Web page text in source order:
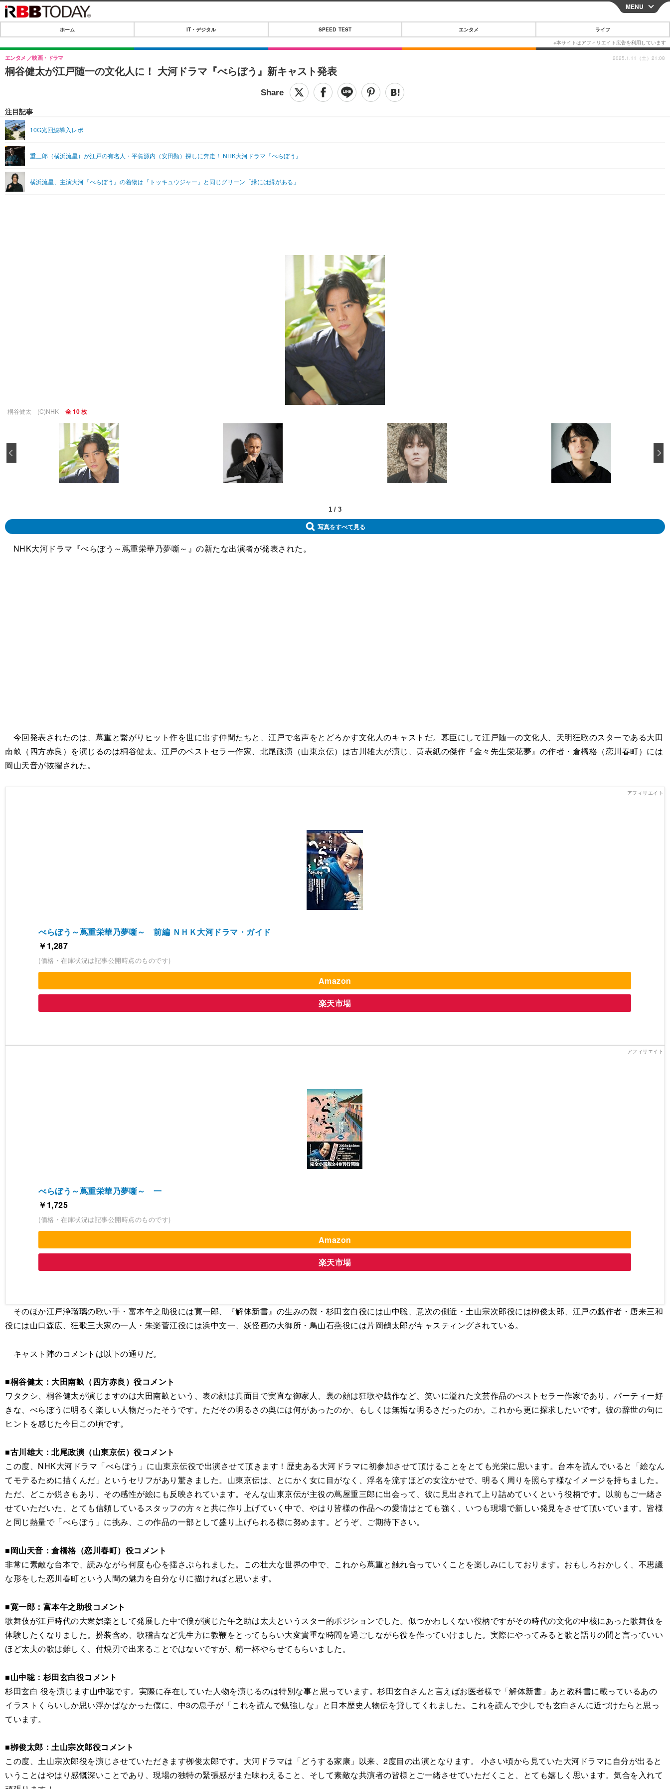
CLOSE
IT・デジタル
IT・デジタルTOP
SPEED TEST
音楽
ライフ
ペット
その他
リリース一覧
プッシュ通知の停止方法
MENU
ホーム IT・デジタル SPEED TEST エンタメ ライフ
桐谷健太が江戸随一の文化人に！ 大河ドラマ『べらぼう』新キャスト発表
エンタメ 映画・ドラマ
注目記事
10G光回線導入レポ
重三郎（横浜流星）が江戸の有名人・平賀源内（安田顕）探しに奔走！ NHK大河ドラマ『べらぼう』
横浜流星、主演大河『べらぼう』の着物は『トッキュウジャー』と同じグリーン「緑には縁がある」
2025.1.11（土）21:08
桐谷健太 (C)NHK 全 10 枚
1 / 3
写真をすべて見る
NHK大河ドラマ『べらぼう～蔦重栄華乃夢噺～』の新たな出演者が発表された。
今回発表されたのは、蔦重と繋がりヒット作を世に出す仲間たちと、江戸で名声をとどろかす文化人のキャストだ。幕臣にして江戸随一の文化人、天明狂歌のスターである大田
南畝（四方赤良）を演じるのは桐谷健太。江戸のベストセラー作家、北尾政演（山東京伝）は古川雄大が演じ、黄表紙の傑作『金々先生栄花夢』の作者・倉橋格（恋川春町）には
岡山天音が抜擢された。
べらぼう～蔦重栄華乃夢噺～ 前編 ＮＨＫ大河ドラマ・ガイド
￥1,287
(価格・在庫状況は記事公開時点のものです)
Amazon
楽天市場
べらぼう～蔦重栄華乃夢噺～ 一
￥1,725
(価格・在庫状況は記事公開時点のものです)
Amazon
楽天市場
そのほか江戸浄瑠璃の歌い手・富本午之助役には寛一郎、『解体新書』の生みの親・杉田玄白役には山中聡、意次の側近・土山宗次郎役には栁俊太郎、江戸の戯作者・唐来三和
役には山口森広、狂歌三大家の一人・朱楽菅江役には浜中文一、妖怪画の大御所・鳥山石燕役には片岡鶴太郎がキャスティングされている。
キャスト陣のコメントは以下の通りだ。
■桐谷健太：大田南畝（四方赤良）役コメント
ワタクシ、桐谷健太が演じますのは大田南畝という、表の顔は真面目で実直な御家人、裏の顔は狂歌や戯作など、笑いに溢れた文芸作品のべストセラー作家であり、パーティー好
きな、べらぼうに明るく楽しい人物だったそうです。ただその明るさの奥には何があったのか、もしくは無垢な明るさだったのか。これから更に探求したいです。彼の辞世の句に
ヒントを感じた今日この頃です。
■古川雄大：北尾政演（山東京伝）役コメント
この度、NHK大河ドラマ「べらぼう」に山東京伝役で出演させて頂きます！歴史ある大河ドラマに初参加させて頂けることをとても光栄に思います。台本を読んでいると「絵なん
てモテるために描くんだ」というセリフがあり驚きました。山東京伝は、とにかく女に目がなく、浮名を流すほどの女泣かせで、明るく周りを照らす様なイメージを持ちました。
ただ、どこか鋭さもあり、その感性が絵にも反映されています。そんな山東京伝が主役の蔦屋重三郎に出会って、彼に見出されて上り詰めていくという役柄です。以前もご一緒さ
せていただいた、とても信頼しているスタッフの方々と共に作り上げていく中で、やはり皆様の作品への愛情はとても強く、いつも現場で新しい発見をさせて頂いています。皆様
と同じ熱量で「べらぼう」に挑み、この作品の一部として盛り上げられる様に努めます。どうぞ、ご期待下さい。
■岡山天音：倉橋格（恋川春町）役コメント
非常に素敵な台本で、読みながら何度も心を揺さぶられました。この壮大な世界の中で、これから蔦重と触れ合っていくことを楽しみにしております。おもしろおかしく、不思議
な形をした恋川春町という人間の魅力を自分なりに描ければと思います。
■寛一郎：富本午之助役コメント
歌舞伎が江戸時代の大衆娯楽として発展した中で僕が演じた午之助は太夫というスター的ポジションでした。似つかわしくない役柄ですがその時代の文化の中核にあった歌舞伎を
体験したくなりました。扮装含め、歌稽古など先生方に教鞭をとってもらい大変貴重な時間を過ごしながら役を作っていけました。実際にやってみると歌と語りの間と言っていい
ほど太夫の歌は難しく、付焼刃で出来ることではないですが、精一杯やらせてもらいました。
■山中聡：杉田玄白役コメント
杉田玄白 役を演じます山中聡です。実際に存在していた人物を演じるのは特別な事と思っています。杉田玄白さんと言えばお医者様で「解体新書」あと教科書に載っているあの
イラストくらいしか思い浮かばなかった僕に、中3の息子が「これを読んで勉強しな」と日本歴史人物伝を貸してくれました。これを読んで少しでも玄白さんに近づけたらと思っ
ています。
■栁俊太郎：土山宗次郎役コメント
この度、土山宗次郎役を演じさせていただきます栁俊太郎です。大河ドラマは「どうする家康」以来、2度目の出演となります。 小さい頃から見ていた大河ドラマに自分が出ると
いうことはやはり感慨深いことであり、現場の独特の緊張感がまた味わえること、そして素敵な共演者の皆様とご一緒させていただくこと、とても嬉しく思います。気合を入れて